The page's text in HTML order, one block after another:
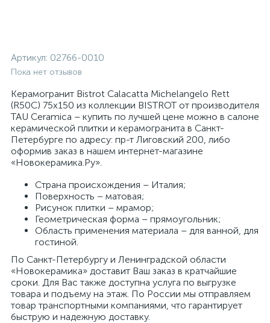
Артикул: 02766-0010
Пока нет отзывов
Керамогранит Bistrot Calacatta Michelangelo Rett
(R50C) 75x150 из коллекции BISTROT от производителя
TAU Ceramica – купить по лучшей цене можно в салоне
керамической плитки и керамогранита в Санкт-
Петербурге по адресу: пр-т Лиговский 200, либо
оформив заказ в нашем интернет-магазине
«Новокерамика.Ру».
Страна происхождения – Италия;
Поверхность – матовая;
Рисунок плитки – мрамор;
Геометрическая форма – прямоугольник;
Область применения материала – для ванной, для
гостиной.
По Санкт-Петербургу и Ленинградской области
«Новокерамика» доставит Ваш заказ в кратчайшие
сроки. Для Вас также доступна услуга по выгрузке
товара и подъему на этаж. По России мы отправляем
товар транспортными компаниями, что гарантирует
быструю и надежную доставку.